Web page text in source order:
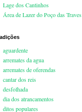
Lage dos Cantinhos
Área de Lazer do Poço das Traves
aguardente
arremates da agua
arremates de oferendas
cantar dos reis
desfolhada
dia dos atrancamentos
ditos populares